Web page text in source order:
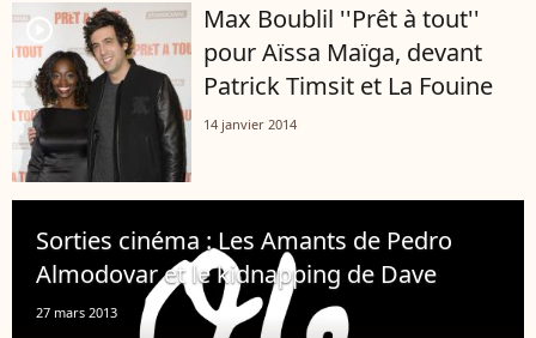
player2
Max Boublil ''Prêt à tout''
pour Aïssa Maïga, devant
Patrick Timsit et La Fouine
14 janvier 2014
Sorties cinéma : Les Amants de Pedro
Almodovar et le kidnapping de Dave
27 mars 2013